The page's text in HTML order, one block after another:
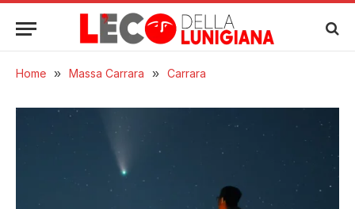
Home » Massa Carrara » Carrara